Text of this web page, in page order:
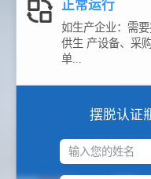
正常运行
如生产企业：需
供生 产设备、采
单...
摆脱认证
输入您的姓名